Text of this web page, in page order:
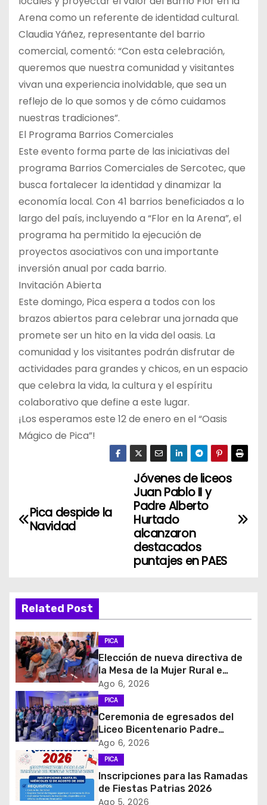
Arena como un referente de identidad cultural.
Claudia Yáñez, representante del barrio
comercial, comentó: “Con esta celebración,
queremos que nuestra comunidad y visitantes
vivan una experiencia inolvidable, que sea un
reflejo de lo que somos y de cómo cuidamos
nuestras tradiciones”.
El Programa Barrios Comerciales
Este evento forma parte de las iniciativas del
programa Barrios Comerciales de Sercotec, que
busca fortalecer la identidad y dinamizar la
economía local. Con 41 barrios beneficiados a lo
largo del país, incluyendo a “Flor en la Arena”, el
programa ha permitido la ejecución de
proyectos asociativos con una importante
inversión anual por cada barrio.
Invitación Abierta
Este domingo, Pica espera a todos con los
brazos abiertos para celebrar una jornada que
promete ser un hito en la vida del oasis. La
comunidad y los visitantes podrán disfrutar de
actividades para grandes y chicos, en un espacio
que celebra la vida, la cultura y el espíritu
colaborativo que define a este lugar.
¡Los esperamos este 12 de enero en el “Oasis
Mágico de Pica”!
a
c
i
ó
n
d
e
e
Jóvenes de liceos
Juan Pablo II y
Padre Alberto
Hurtado
alcanzaron
destacados
puntajes en PAES
Pica despide la
Navidad
Related Post
PICA
Elección de nueva directiva de
la Mesa de la Mujer Rural e
Indigena
Ago 6, 2026
PICA
Ceremonia de egresados del
Liceo Bicentenario Padre
Alberto Hurtado a la industria
minera
Ago 6, 2026
PICA
Inscripciones para las Ramadas
de Fiestas Patrias 2026
Ago 5, 2026